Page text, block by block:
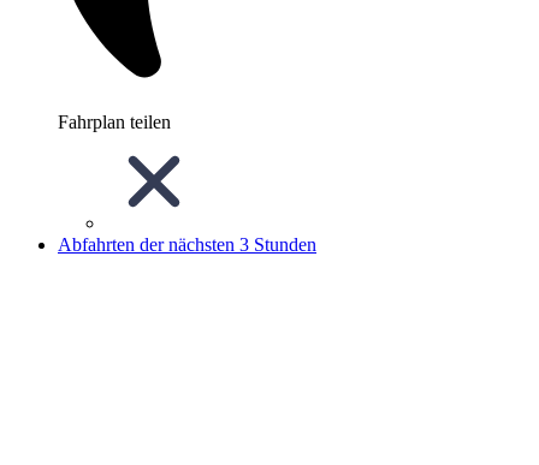
Fahrplan teilen
Abfahrten der nächsten 3 Stunden